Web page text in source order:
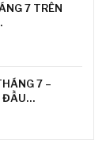
7 TRÊN
7 –
ĐẦU…